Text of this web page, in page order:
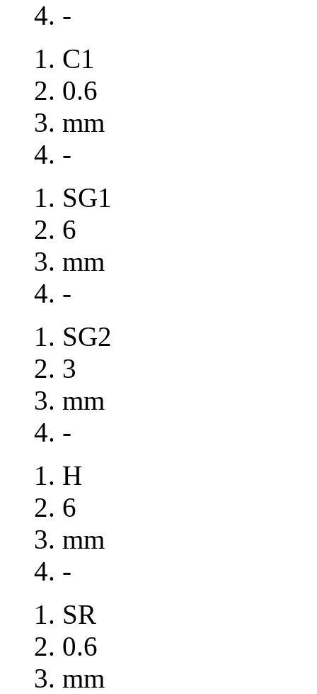
-
C1
0.6
mm
-
SG1
6
mm
-
SG2
3
mm
-
H
6
mm
-
SR
0.6
mm